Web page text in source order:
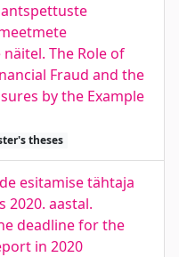
The Role of
Fraud and the
by the Example
theses
esitamise tähtaja
2020. aastal.
deadline for the
in 2020